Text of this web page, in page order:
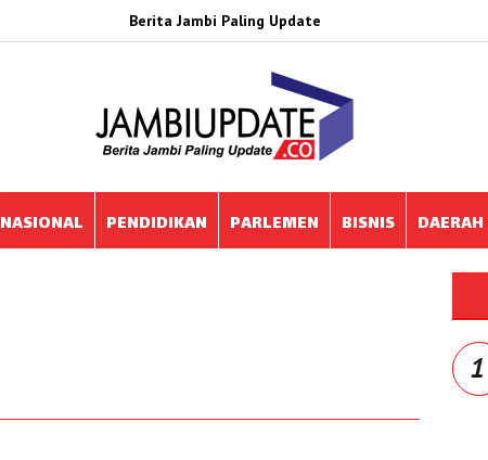
Berita Jambi Paling Update
NASIONAL PENDIDIKAN PARLEMEN BISNIS DAERAH
1